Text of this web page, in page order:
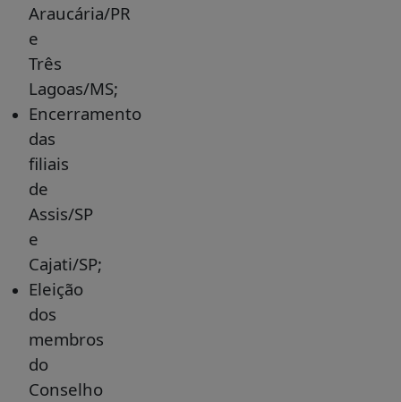
Araucária/PR
e
Três
Lagoas/MS;
Encerramento
das
filiais
de
Assis/SP
e
Cajati/SP;
Eleição
dos
membros
do
Conselho